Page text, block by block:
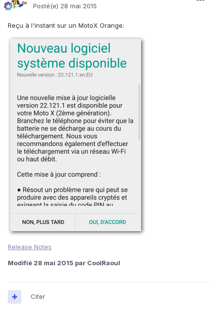
Posté(e) 28 mai 2015
Reçu à l'instant sur un MotoX Orange:
Release Notes
Modifié 28 mai 2015 par CoolRaoul
Citer